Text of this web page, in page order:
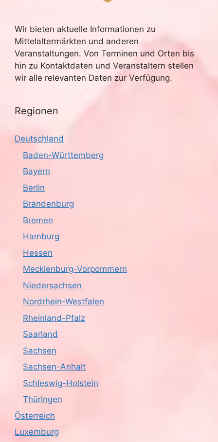
Wir bieten aktuelle Informationen zu
Mittelaltermärkten und anderen
Veranstaltungen. Von Terminen und Orten bis
hin zu Kontaktdaten und Veranstaltern stellen
wir alle relevanten Daten zur Verfügung.
Regionen
Deutschland
Baden-Württemberg
Bayern
Berlin
Brandenburg
Bremen
Hamburg
Hessen
Mecklenburg-Vorpommern
Niedersachsen
Nordrhein-Westfalen
Rheinland-Pfalz
Saarland
Sachsen
Sachsen-Anhalt
Schleswig-Holstein
Thüringen
Österreich
Luxemburg